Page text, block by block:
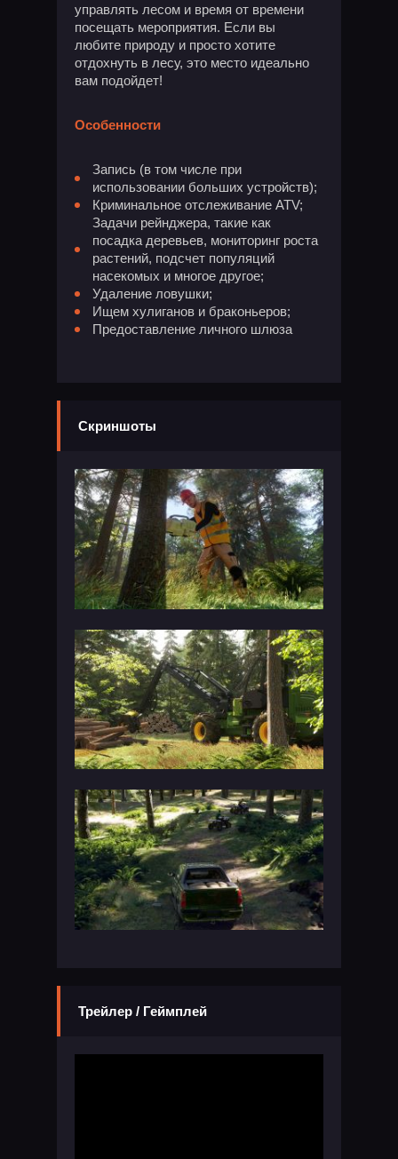
управлять лесом и время от времени
посещать мероприятия. Если вы
любите природу и просто хотите
отдохнуть в лесу, это место идеально
вам подойдет!
Особенности
Запись (в том числе при
использовании больших устройств);
Криминальное отслеживание ATV;
Задачи рейнджера, такие как
посадка деревьев, мониторинг роста
растений, подсчет популяций
насекомых и многое другое;
Удаление ловушки;
Ищем хулиганов и браконьеров;
Предоставление личного шлюза
Скриншоты
Трейлер / Геймплей